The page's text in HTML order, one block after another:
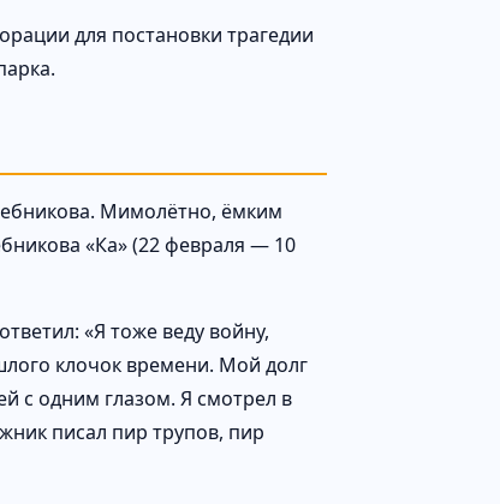
для постановки трагедии
Мимолётно, ёмким
«Ка» (22 февраля — 10
«Я тоже веду войну,
клочок времени. Мой долг
с одним глазом. Я смотрел в
писал пир трупов, пир